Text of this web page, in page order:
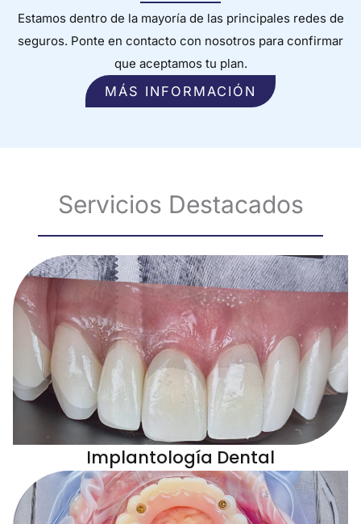
Estamos dentro de la mayoría de las principales redes de
seguros. Ponte en contacto con nosotros para confirmar
que aceptamos tu plan.
MÁS INFORMACIÓN
Servicios Destacados
Implantología Dental